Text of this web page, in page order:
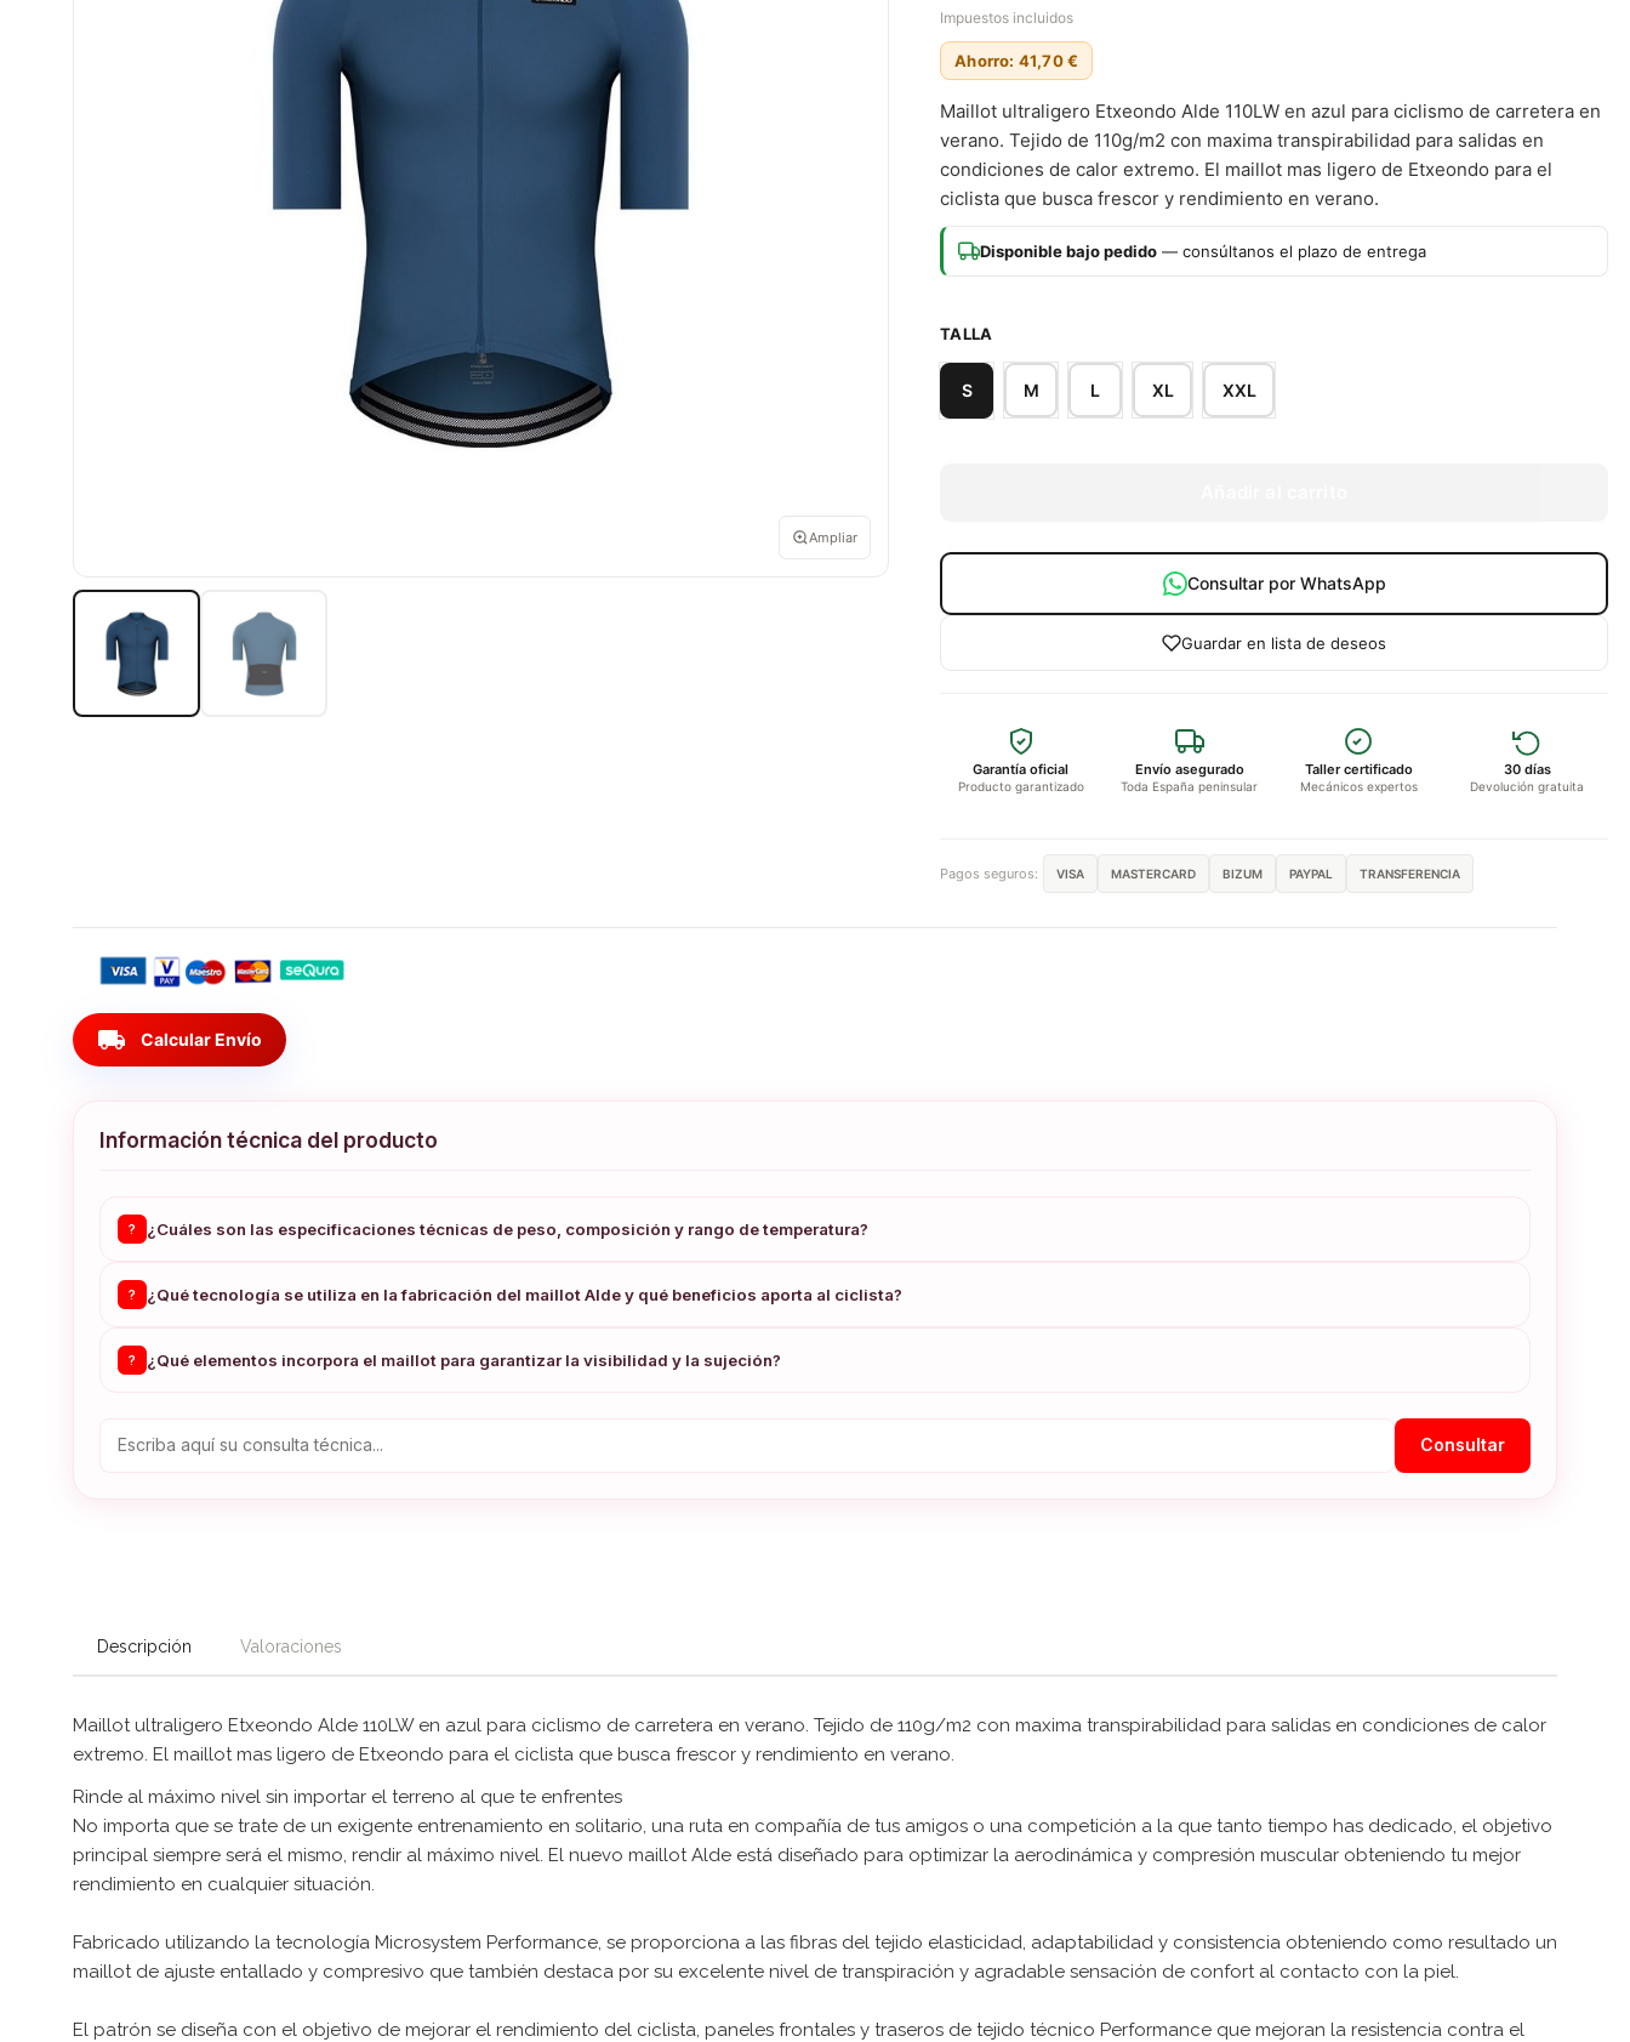
Ampliar
Impuestos incluidos
Ahorro: 41,70 €
Maillot ultraligero Etxeondo Alde 110LW en azul para ciclismo de carretera en
verano. Tejido de 110g/m2 con maxima transpirabilidad para salidas en
condiciones de calor extremo. El maillot mas ligero de Etxeondo para el
ciclista que busca frescor y rendimiento en verano.
Disponible bajo pedido — consúltanos el plazo de entrega
TALLA
S M L XL XXL
Consultar por WhatsApp
Guardar en lista de deseos
Garantía oficial
Producto garantizado
Envío asegurado
Toda España peninsular
Taller certificado
Mecánicos expertos
30 días
Devolución gratuita
Pagos seguros: VISA MASTERCARD BIZUM PAYPAL TRANSFERENCIA
local_shipping Calcular Envío
Información técnica del producto
? ¿Cuáles son las especificaciones técnicas de peso, composición y rango de temperatura?
? ¿Qué tecnología se utiliza en la fabricación del maillot Alde y qué beneficios aporta al ciclista?
? ¿Qué elementos incorpora el maillot para garantizar la visibilidad y la sujeción?
Consultar
Descripción Valoraciones
Maillot ultraligero Etxeondo Alde 110LW en azul para ciclismo de carretera en verano. Tejido de 110g/m2 con maxima transpirabilidad para salidas en condiciones de calor
extremo. El maillot mas ligero de Etxeondo para el ciclista que busca frescor y rendimiento en verano.
Rinde al máximo nivel sin importar el terreno al que te enfrentes
No importa que se trate de un exigente entrenamiento en solitario, una ruta en compañía de tus amigos o una competición a la que tanto tiempo has dedicado, el objetivo
principal siempre será el mismo, rendir al máximo nivel. El nuevo maillot Alde está diseñado para optimizar la aerodinámica y compresión muscular obteniendo tu mejor
rendimiento en cualquier situación.
Fabricado utilizando la tecnología Microsystem Performance, se proporciona a las fibras del tejido elasticidad, adaptabilidad y consistencia obteniendo como resultado un
maillot de ajuste entallado y compresivo que también destaca por su excelente nivel de transpiración y agradable sensación de confort al contacto con la piel.
El patrón se diseña con el objetivo de mejorar el rendimiento del ciclista, paneles frontales y traseros de tejido técnico Performance que mejoran la resistencia contra el